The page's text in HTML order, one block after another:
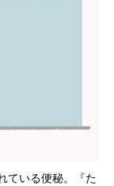
ている便秘。『た